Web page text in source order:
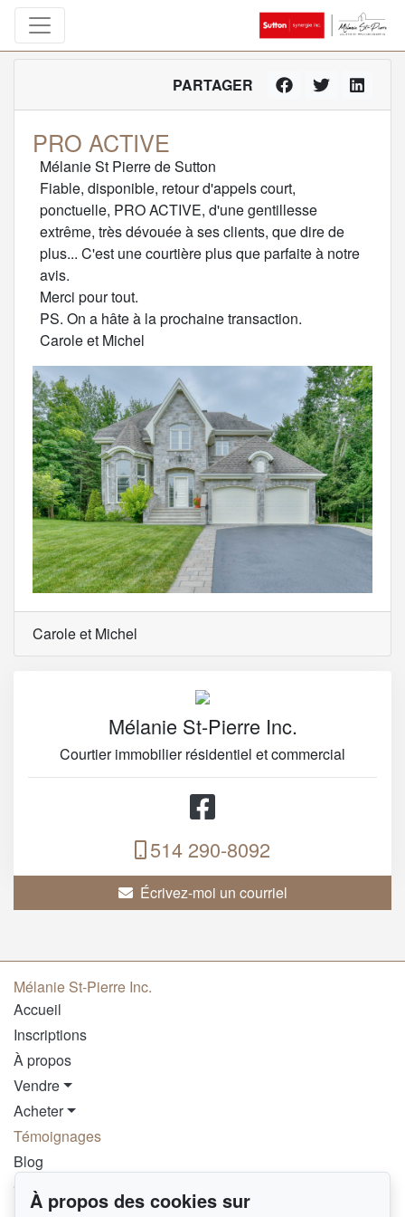
PARTAGER
PRO ACTIVE
Mélanie St Pierre de Sutton
Fiable, disponible, retour d'appels court,
ponctuelle, PRO ACTIVE, d'une gentillesse
extrême, très dévouée à ses clients, que dire de
plus... C'est une courtière plus que parfaite à notre
avis.
Merci pour tout.
PS. On a hâte à la prochaine transaction.
Carole et Michel
Carole et Michel
Mélanie St-Pierre Inc.
Courtier immobilier résidentiel et commercial
514 290-8092
Écrivez-moi un courriel
Mélanie St-Pierre Inc.
Accueil
Inscriptions
À propos
Vendre
Acheter
Témoignages
Blog
Contact
À propos des cookies sur